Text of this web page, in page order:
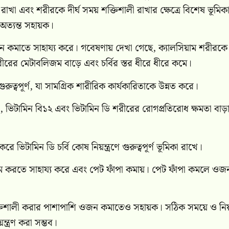
এবং শরীরকে দীর্ঘ সময় শক্তিশালী রাখার ক্ষেত্রে বিশেষ ভূমিকা
সহায়ক।
কমাতে সাহায্য করে। গবেষণায় দেখা গেছে, ক্যালসিয়াম
মেটাবলিজম বাড়ে এবং চর্বির স্তর ধীরে ধীরে কমে।
যা সামগ্রিক শারীরিক কার্যকারিতাকে উন্নত করে।
বি১২ এবং ভিটামিন ডি শরীরের রোগপ্রতিরোধ ক্ষমতা
ডি চর্বি কোষ নিয়ন্ত্রণে গুরুত্বপূর্ণ ভূমিকা রাখে।
করতে সাহায্য করে এবং পেট ফাঁপা কমায়। পেট ফাঁপা কমলে
করার পাশাপাশি ওজন কমাতেও সহায়ক। সঠিক সময়ে ও
করা সম্ভব।